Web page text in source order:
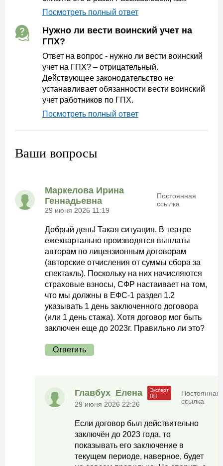
Посмотреть полный ответ
Нужно ли вести воинский учет на
ГПХ?
Ответ на вопрос - нужно ли вести воинский
учет на ГПХ? – отрицательный.
Действующее законодательство не
устанавливает обязанности вести воинский
учет работников по ГПХ.
Посмотреть полный ответ
Ваши вопросы
Маркелова Ирина
Геннадьевна
29 июня 2026 11:19
Постоянная
ссылка
Добрый день! Такая ситуация. В театре
ежеквартально производятся выплаты
авторам по лицензионным договорам
(авторские отчисления от суммы сбора за
спектакль). Поскольку на них начисляются
страховые взносы, СФР настаивает на том,
что мы должны в ЕФС-1 раздел 1.2
указывать 1 день заключенного договора
(или 1 день стажа). Хотя договор мог быть
заключен еще до 2023г. Правильно ли это?
Ответить
Главбух_Елена
29 июня 2026 22:26
Постоянная
ссылка
Если договор был действительно
заключён до 2023 года, то
показывать его заключение в
текущем периоде, наверное, будет